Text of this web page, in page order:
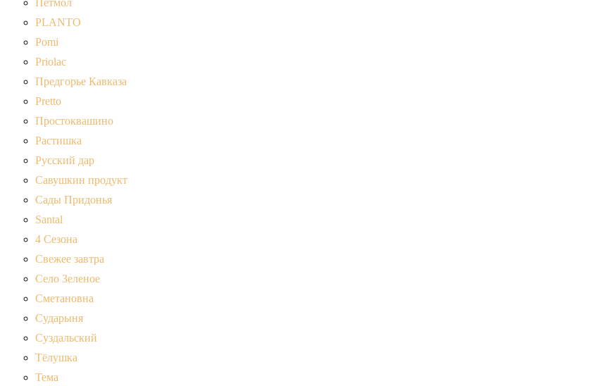
Петмол
PLANTO
Pomi
Priolac
Предгорье Кавказа
Pretto
Простоквашино
Растишка
Русский дар
Савушкин продукт
Сады Придонья
Santal
4 Сезона
Свежее завтра
Село Зеленое
Сметановна
Сударыня
Суздальский
Тёлушка
Тема